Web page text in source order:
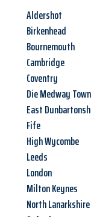
Aldershot
Birkenhead
Bournemouth
Cambridge
Coventry
Die Medway
East
Fife
High Wycombe
Leeds
London
Milton Keynes
North Lanarkshire